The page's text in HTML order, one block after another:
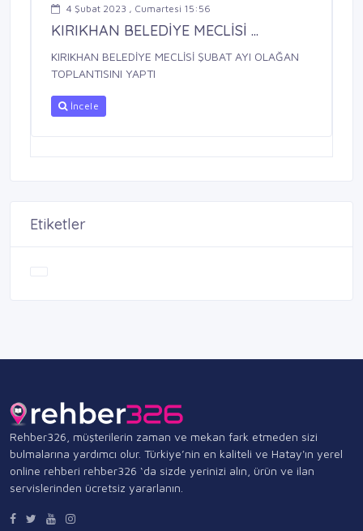
4 Şubat 2023 , Cumartesi 15:56
KIRIKHAN BELEDİYE MECLİSİ ...
KIRIKHAN BELEDİYE MECLİSİ ŞUBAT AYI OLAĞAN
TOPLANTISINI YAPTI
İncele
Etiketler
Rehber326, müşterilerin zaman ve mekan fark etmeden sizi
bulmalarına yardımcı olur. Türkiye’nin en kaliteli ve Hatay'ın yerel
online rehberi rehber326 ‘da sizde yerinizi alın, ürün ve ilan
servislerinden ücretsiz yararlanın.